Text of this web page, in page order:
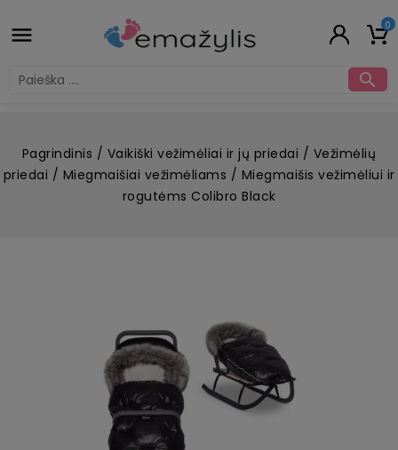
 0

Pagrindinis Vaikiški vežimėliai ir jų priedai
Vežimėlių
priedai
Miegmaišiai vežimėliams
Miegmaišis vežimėliui ir
rogutėms Colibro Black